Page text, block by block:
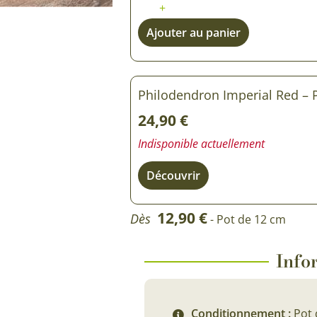
Bulbes
Bulbes
+
Ajouter au panier
Philodendron Imperial Red –
24,90€
Indisponible actuellement
Découvrir
Dès 12,90€- Pot de 12 cm
Conditionnement : Pot